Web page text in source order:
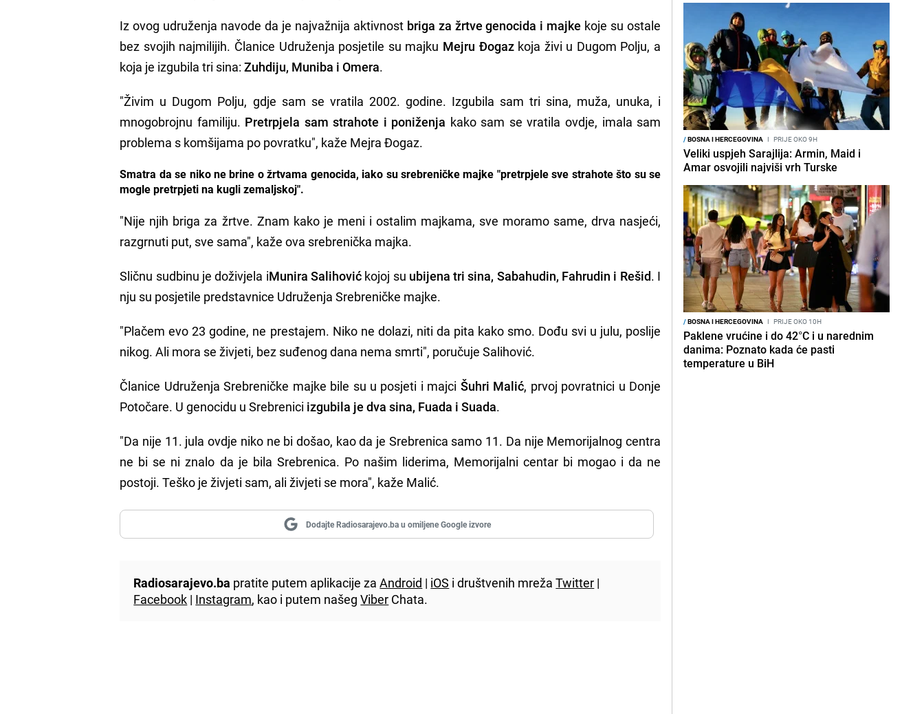
Iz ovog udruženja navode da je najvažnija aktivnost briga za žrtve genocida i majke koje su ostale
bez svojih najmilijih. Članice Udruženja posjetile su majku Mejru Đogaz koja živi u Dugom Polju, a
koja je izgubila tri sina:Zuhdiju, Muniba i Omera.
"Živim u Dugom Polju, gdje sam se vratila 2002. godine. Izgubila sam tri sina, muža, unuka, i
mnogobrojnu familiju. Pretrpjela sam strahote i poniženja kako sam se vratila ovdje, imala sam
problema s komšijama po povratku", kaže Mejra Đogaz.
Smatra da se niko ne brine o žrtvama genocida, iako su srebreničke majke "pretrpjele sve strahote što su se
mogle pretrpjeti na kugli zemaljskoj".
"Nije njih briga za žrtve. Znam kako je meni i ostalim majkama, sve moramo same, drva nasjeći,
razgrnuti put, sve sama", kaže ova srebrenička majka.
Sličnu sudbinu je doživjela iMunira Salihovićkojoj su ubijena tri sina, Sabahudin, Fahrudin i Rešid. I
nju su posjetile predstavnice Udruženja Srebreničke majke.
"Plačem evo 23 godine, ne prestajem. Niko ne dolazi, niti da pita kako smo. Dođu svi u julu, poslije
nikog. Ali mora se živjeti, bez suđenog dana nema smrti", poručuje Salihović.
Članice Udruženja Srebreničke majke bile su u posjeti i majci Šuhri Malić, prvoj povratnici u Donje
Potočare. U genocidu u Srebrenici izgubila je dva sina, Fuada i Suada.
"Da nije 11. jula ovdje niko ne bi došao, kao da je Srebrenica samo 11. Da nije Memorijalnog centra
ne bi se ni znalo da je bila Srebrenica. Po našim liderima, Memorijalni centar bi mogao i da ne
postoji. Teško je živjeti sam, ali živjeti se mora", kaže Malić.
Dodajte Radiosarajevo.ba u omiljene Google izvore
Radiosarajevo.ba pratite putem aplikacije zaAndroid | iOS i društvenih mrežaTwitter |
Facebook | Instagram, kao i putem našegViber Chata.
/BOSNA I HERCEGOVINA I PRIJE OKO 9H
Veliki uspjeh Sarajlija: Armin, Maid i
Amar osvojili najviši vrh Turske
/BOSNA I HERCEGOVINA I PRIJE OKO 10H
Paklene vrućine i do 42°C i u narednim
danima: Poznato kada će pasti
temperature u BiH